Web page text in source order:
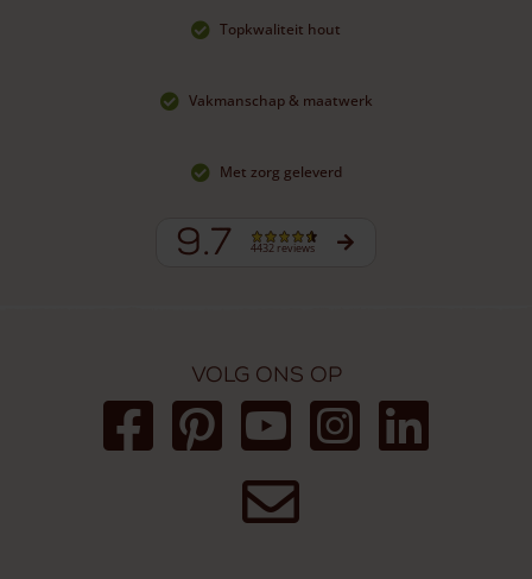
Topkwaliteit hout
Vakmanschap & maatwerk
Met zorg geleverd
9.7 4432 reviews
Volg ons op